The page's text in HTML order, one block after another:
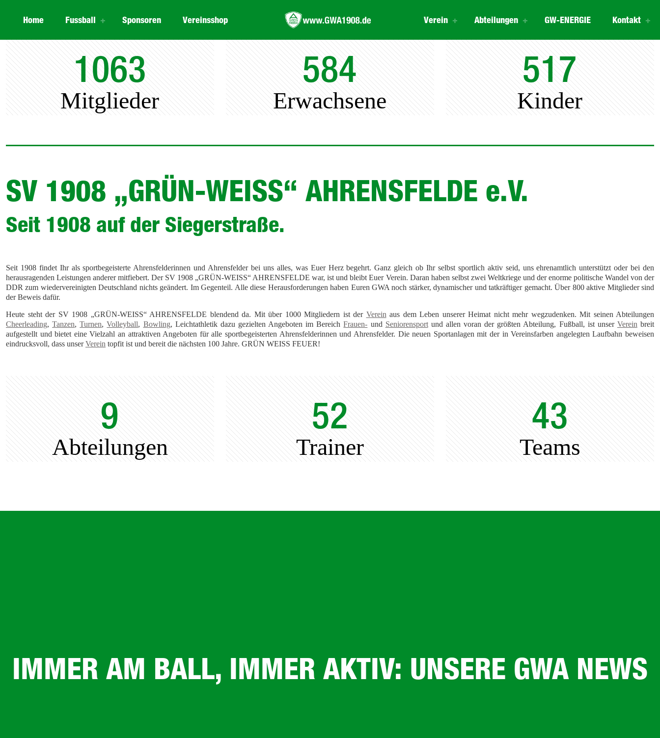
Home Fussball Sponsoren Vereinsshop Verein Abteilungen GW-ENERGIE Kontakt
1063
Mitglieder
584
Erwachsene
517
Kinder
SV 1908 „GRÜN-WEISS“ AHRENSFELDE e.V.
Seit 1908 auf der Siegerstraße.
Seit 1908 findet Ihr als sportbegeisterte Ahrensfelderinnen und Ahrensfelder bei uns alles, was Euer Herz begehrt. Ganz gleich ob Ihr selbst sportlich aktiv seid, uns ehrenamtlich unterstützt oder bei den
herausragenden Leistungen anderer mitfiebert. Der SV 1908 „GRÜN-WEISS“ AHRENSFELDE war, ist und bleibt Euer Verein. Daran haben selbst zwei Weltkriege und der enorme politische Wandel von der
DDR zum wiedervereinigten Deutschland nichts geändert. Im Gegenteil. Alle diese Herausforderungen haben Euren GWA noch stärker, dynamischer und tatkräftiger gemacht. Über 800 aktive Mitglieder sind
der Beweis dafür.
Heute steht der SV 1908 „GRÜN-WEISS“ AHRENSFELDE blendend da. Mit über 1000 Mitgliedern ist der Verein aus dem Leben unserer Heimat nicht mehr wegzudenken. Mit seinen Abteilungen
Cheerleading,Tanzen,Turnen,Volleyball, Bowling, Leichtathletik dazu gezielten Angeboten im BereichFrauen- und Seniorensportund allen voran der größten Abteilung, Fußball, ist unser Verein breit
aufgestellt und bietet eine Vielzahl an attraktiven Angeboten für alle sportbegeisterten Ahrensfelderinnen und Ahrensfelder. Die neuen Sportanlagen mit der in Vereinsfarben angelegten Laufbahn beweisen
eindrucksvoll, dass unserVerein topfit ist und bereit die nächsten 100 Jahre. GRÜN WEISS FEUER!
9
Abteilungen
52
Trainer
43
Teams
IMMER AM BALL, IMMER AKTIV: UNSERE GWA NEWS